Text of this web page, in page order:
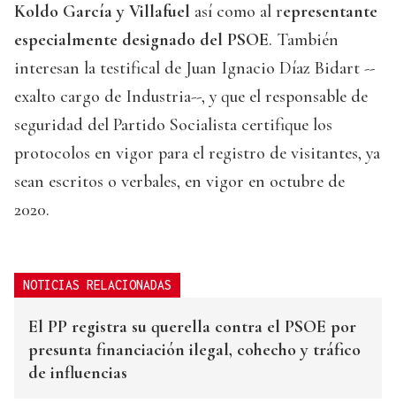
Koldo García y Villafuel así como al representante
especialmente designado del PSOE. También
interesan la testifical de Juan Ignacio Díaz Bidart --
exalto cargo de Industria--, y que el responsable de
seguridad del Partido Socialista certifique los
protocolos en vigor para el registro de visitantes, ya
sean escritos o verbales, en vigor en octubre de
2020.
NOTICIAS RELACIONADAS
El PP registra su querella contra el PSOE por
presunta financiación ilegal, cohecho y tráfico
de influencias